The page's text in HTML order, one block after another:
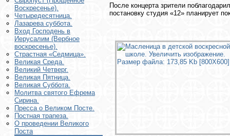
Воскресенье).
Четыредесятница.
Лазарева суббота.
Вход Господень в
Иерусалим (Вербное
воскресенье).
Страстная «Седмица».
Великая Среда.
Великий Четверг.
Великая Пятница.
Великая Суббота.
Молитва святого Ефрема
Сирина.
Пресса о Великом Посте.
Постная трапеза.
О проведении Великого
Поста
После концерта зрители
постановку студия «12» планирует